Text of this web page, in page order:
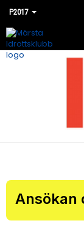
P2017
HEM
DOKUMENT
KONTAKT
Ansökan